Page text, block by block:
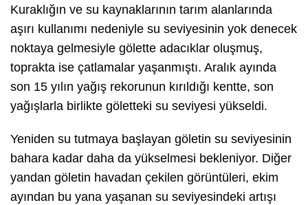
Kuraklığın ve su kaynaklarının tarım alanlarında
aşırı kullanımı nedeniyle su seviyesinin yok denecek
noktaya gelmesiyle gölette adacıklar oluşmuş,
toprakta ise çatlamalar yaşanmıştı. Aralık ayında
son 15 yılın yağış rekorunun kırıldığı kentte, son
yağışlarla birlikte göletteki su seviyesi yükseldi.
Yeniden su tutmaya başlayan göletin su seviyesinin
bahara kadar daha da yükselmesi bekleniyor. Diğer
yandan göletin havadan çekilen görüntüleri, ekim
ayından bu yana yaşanan su seviyesindeki artışı